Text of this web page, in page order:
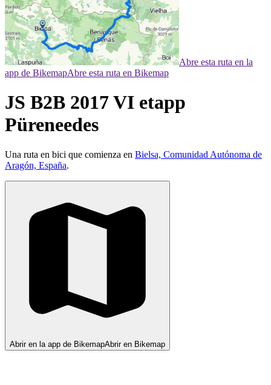
Abre esta ruta en la
app de BikemapAbre esta ruta en Bikemap
JS B2B 2017 VI etapp
Püreneedes
Una ruta en bici que comienza en Bielsa, Comunidad Autónoma de
Aragón, España.
Abrir en la app de BikemapAbrir en Bikemap